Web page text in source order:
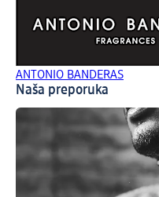
ANTONIO BANDERAS
Naša preporuka